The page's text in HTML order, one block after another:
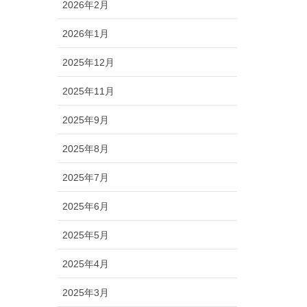
2026年2月
2026年1月
2025年12月
2025年11月
2025年9月
2025年8月
2025年7月
2025年6月
2025年5月
2025年4月
2025年3月